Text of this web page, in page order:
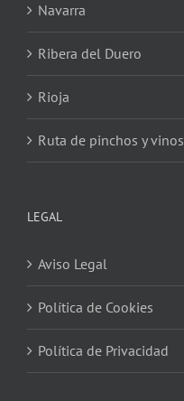
Navarra
Ribera del Duero
Rioja
Ruta de pinchos y vinos
LEGAL
Aviso Legal
Política de Cookies
Política de Privacidad